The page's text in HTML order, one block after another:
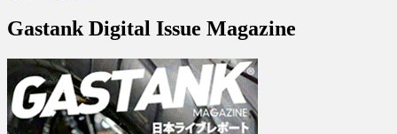
Gastank Digital Issue Magazine